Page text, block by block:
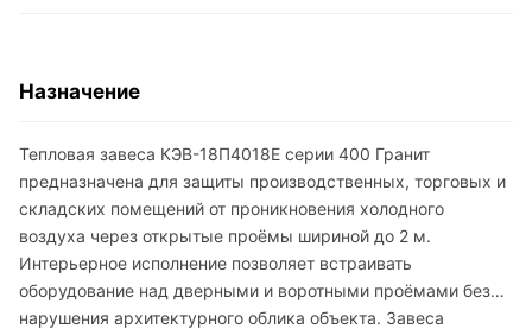
Назначение
Тепловая завеса КЭВ-18П4018Е серии 400 Гранит
предназначена для защиты производственных, торговых и
складских помещений от проникновения холодного
воздуха через открытые проёмы шириной до 2 м.
Интерьерное исполнение позволяет встраивать
оборудование над дверными и воротными проёмами без
нарушения архитектурного облика объекта. Завеса